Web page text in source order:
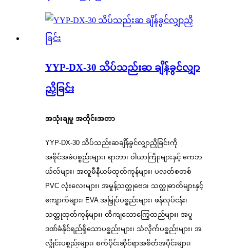
YYP-DX-30 သိပ်သည်းဆ ချိန်ခွင်လျှာ
ညှိခြင်း
အသုံးချမှု အတိုင်းအတာ
YYP-DX-30 သိပ်သည်းဆချိန်ခွင်လျှာညှိခြင်းကို
အစိုင်အခဲပစ္စည်းများ၊ ရာဘာ၊ ဝါယာကြိုးများနှင့် ကေဘ
ယ်လ်များ၊ အလူမီနီယမ်ထုတ်ကုန်များ၊ ပလတ်စတစ်
PVC လုံးလေးများ၊ အမှုန့်သတ္တုဗေဒ၊ သတ္တုဓာတ်များနှင့်
ကျောက်များ၊ EVA အမြှုပ်ပစ္စည်းများ၊ ဖန်လုပ်ငန်း၊
သတ္တုထုတ်ကုန်များ၊ တိကျသောကြွေထည်များ၊ အပူ
ဒဏ်ခံနိုင်ရည်ရှိသောပစ္စည်းများ၊ သံလိုက်ပစ္စည်းများ၊ အ
လွိုင်းပစ္စည်းများ၊ စက်ပိုင်းဆိုင်ရာအစိတ်အပိုင်းများ၊